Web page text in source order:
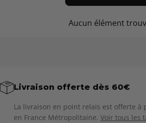
Aucun élément
Livraison offerte dès 60€
La livraison en point relais est offerte à
en France Métropolitaine. Voir tous les